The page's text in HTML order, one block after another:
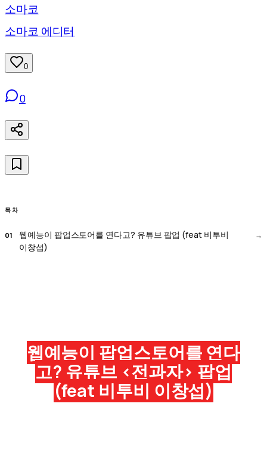
소마코
소마코 에디터
0
0
목차
웹예능이 팝업스토어를 연다고? 유튜브 팝업 (feat 비투비
이창섭)
웹예능이 팝업스토어를 연다
고? 유튜브 <전과자> 팝업
(feat 비투비 이창섭)